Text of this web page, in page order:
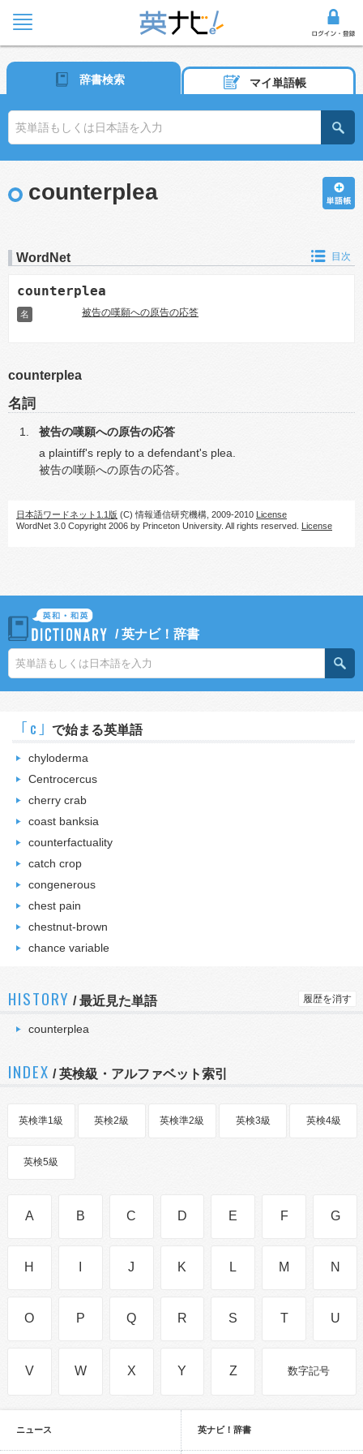
辞書検索 マイ単語帳
counterplea
WordNet 目次
counterplea
名 被告の嘆願への原告の応答
counterplea
名詞
被告の嘆願への原告の応答
a plaintiff's reply to a defendant's plea.
被告の嘆願への原告の応答。
日本語ワードネット1.1版 (C) 情報通信研究機構, 2009-2010 License
WordNet 3.0 Copyright 2006 by Princeton University. All rights reserved. License
/英ナビ！辞書
｢c｣ で始まる英単語
chyloderma
Centrocercus
cherry crab
coast banksia
counterfactuality
catch crop
congenerous
chest pain
chestnut-brown
chance variable
HISTORY /最近見た単語 履歴を消す
counterplea
INDEX / 英検級・アルファベット索引
英検準1級 英検2級 英検準2級 英検3級 英検4級
英検5級
A B C D E F G
H J K L M N
O P Q R S T U
V W X Y Z 数字記号
ニュース 英ナビ！辞書